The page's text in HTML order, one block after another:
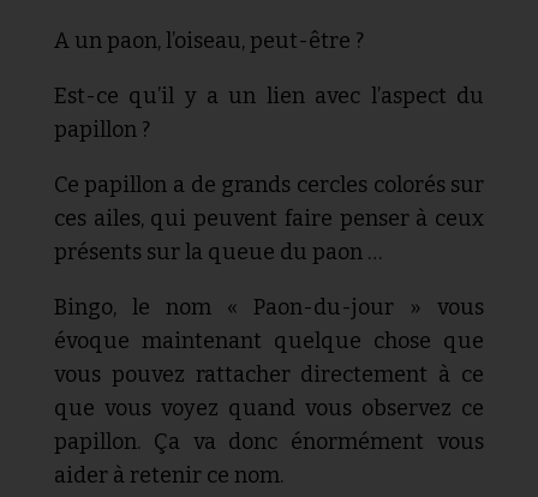
A un paon, l’oiseau, peut-être ?
Est-ce qu’il y a un lien avec l’aspect du
papillon ?
Ce papillon a de grands cercles colorés sur
ces ailes, qui peuvent faire penser à ceux
présents sur la queue du paon …
Bingo, le nom « Paon-du-jour » vous
évoque maintenant quelque chose que
vous pouvez rattacher directement à ce
que vous voyez quand vous observez ce
papillon. Ça va donc énormément vous
aider à retenir ce nom.